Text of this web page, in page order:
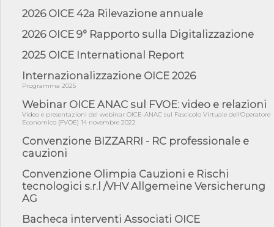
05/08/26 - Focus OICE sul DDL di riforma della responsabilità
05/08/26 - Anac: pubblicata la Relazione illustrativa al Bando tipo
Professioni ...
di Reg...
05/08/26 - Lettera OICE per il bando della Giunta Regionale della
04/08/26 - DL PA: previste cancellazioni da elenchi professionisti
per ...
04/08/26 - International Sustainable Buildings Competition -
COP31, An...
04/08/26 - CdS, project financing: progetto di fattibilità da
2026 OICE 42a Rilevazione annuale
2026 OICE 9° Rapporto sulla Digitalizzazione
2025 OICE International Report
Internazionalizzazione OICE 2026
Programma 2025
Webinar OICE ANAC sul FVOE: video e relazioni
Video e presentazioni del webinar OICE-ANAC sul Fascicolo Virtuale dell'Operatore
Economico (FVOE) 14 novembre 2022
Convenzione BIZZARRI - RC professionale e
cauzioni
Convenzione Olimpia Cauzioni e Rischi
tecnologici s.r.l /VHV Allgemeine Versicherung
AG
Bacheca interventi Associati OICE